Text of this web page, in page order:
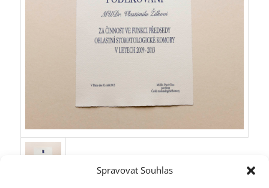
Spravovat Souhlas